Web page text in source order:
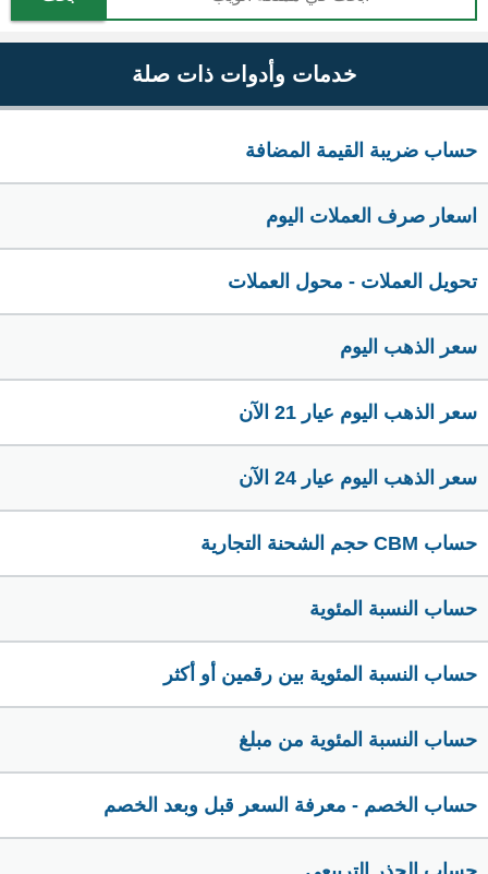
خدمات وأدوات ذات صلة
حساب ضريبة القيمة المضافة
اسعار صرف العملات اليوم
تحويل العملات - محول العملات
سعر الذهب اليوم
سعر الذهب اليوم عيار 21 الآن
سعر الذهب اليوم عيار 24 الآن
حساب CBM حجم الشحنة التجارية
حساب النسبة المئوية
حساب النسبة المئوية بين رقمين أو أكثر
حساب النسبة المئوية من مبلغ
حساب الخصم - معرفة السعر قبل وبعد الخصم